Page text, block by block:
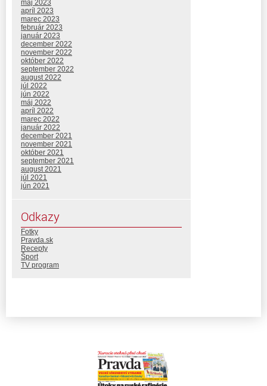
máj 2023
apríl 2023
marec 2023
február 2023
január 2023
december 2022
november 2022
október 2022
september 2022
august 2022
júl 2022
jún 2022
máj 2022
apríl 2022
marec 2022
január 2022
december 2021
november 2021
október 2021
september 2021
august 2021
júl 2021
jún 2021
Odkazy
Fotky
Pravda.sk
Recepty
Šport
TV program